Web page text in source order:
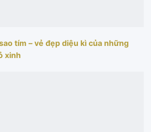
tím – vẻ đẹp diệu kì của những
xinh